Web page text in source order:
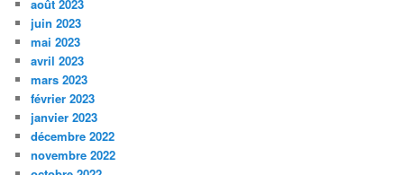
août 2023
juin 2023
mai 2023
avril 2023
mars 2023
février 2023
janvier 2023
décembre 2022
novembre 2022